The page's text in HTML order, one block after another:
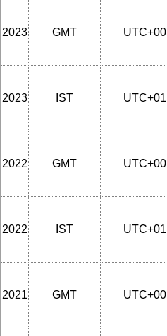
2023 GMT UTC+00
2023 IST UTC+01
2022 GMT UTC+00
2022 IST UTC+01
2021 GMT UTC+00